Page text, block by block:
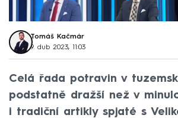
Tomáš Kačmár
9. dub 2023, 11:03
Celá řada potravin v
podstatně dražší než v
i tradiční artikly spjaté s